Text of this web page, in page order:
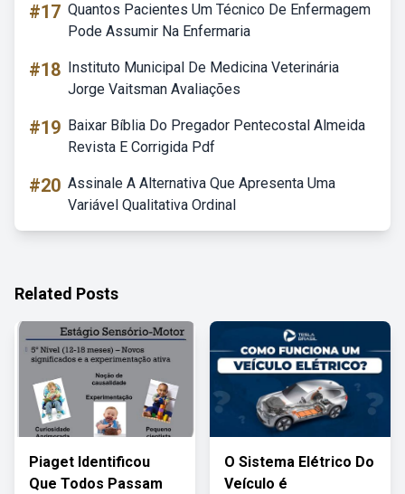
#17 Quantos Pacientes Um Técnico De Enfermagem
Pode Assumir Na Enfermaria
#18 Instituto Municipal De Medicina Veterinária
Jorge Vaitsman Avaliações
#19 Baixar Bíblia Do Pregador Pentecostal Almeida
Revista E Corrigida Pdf
#20 Assinale A Alternativa Que Apresenta Uma
Variável Qualitativa Ordinal
Related Posts
Piaget Identificou
Que Todos Passam
O Sistema Elétrico Do
Veículo é